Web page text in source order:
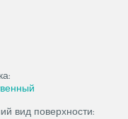
вид поверхности: